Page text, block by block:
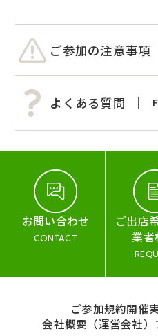
ご参加の注意事項
よくある質問
お問い合わせ
CONTACT
ご出店
業者
ご参加規約開催
会社概要（運営会社）